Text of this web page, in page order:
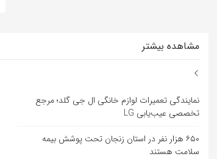
مشاهده بیشتر
نمایندگی تعمیرات لوازم خانگی ال جی گلد؛ مرجع
تخصصی عیب‌یابی LG
۶۵۰ هزار نفر در استان زنجان تحت پوشش بیمه
سلامت هستند